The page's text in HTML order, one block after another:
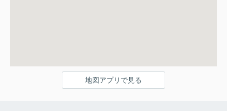
地図アプリで見る